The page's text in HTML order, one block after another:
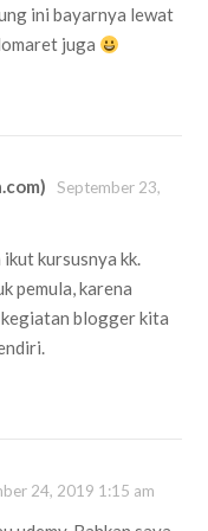
ini bayarnya lewat
juga
September 23,
kursusnya kk.
pemula, karena
blogger kita
24, 2019 1:15 am